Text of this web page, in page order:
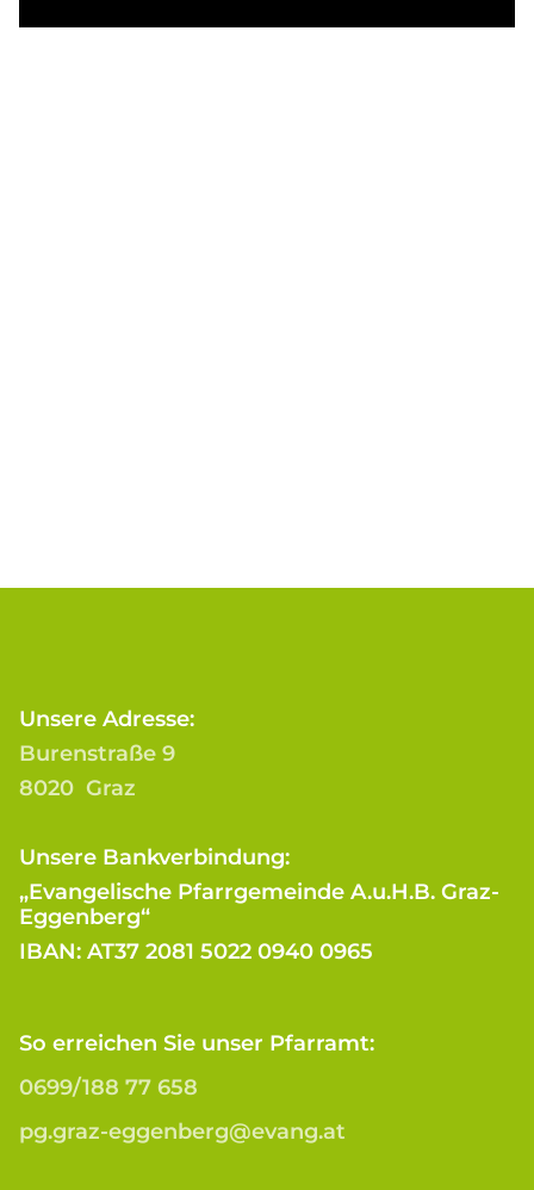
Unsere Adresse:
Burenstraße 9
8020 Graz
Unsere Bankverbindung:
„Evangelische Pfarrgemeinde A.u.H.B. Graz-
Eggenberg“
IBAN: AT37 2081 5022 0940 0965
So erreichen Sie unser Pfarramt:
0699/188 77 658
pg.graz-eggenberg@evang.at